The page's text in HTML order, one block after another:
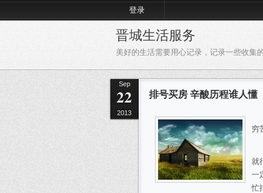
登录
晋城生活服务
美好的生活需要用心记录，记录一些收集
Sep
22
2013
排号买房 辛酸历程谁人懂
“
穷
就
一
忙